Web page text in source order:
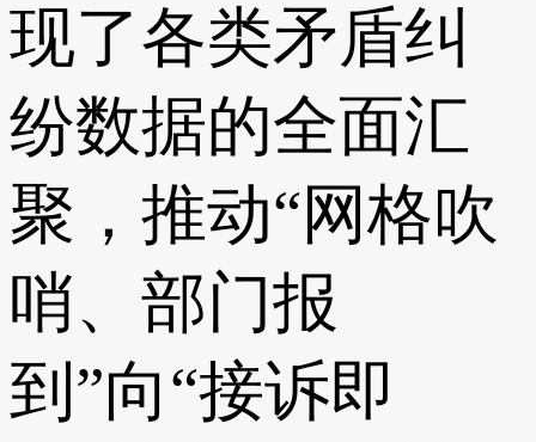
现了各类矛盾纠
纷数据的全面汇
聚，推动“网格吹
哨、部门报
到”向“接诉即